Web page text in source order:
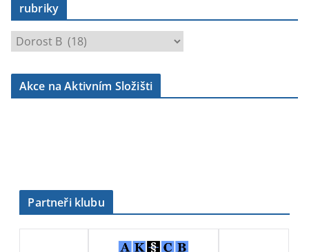
rubriky
b
Akce na Aktivním Složišti
Partneři klubu